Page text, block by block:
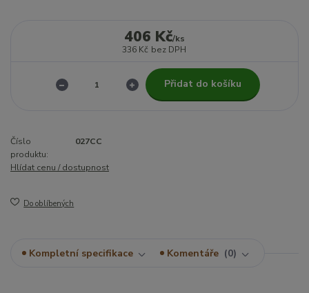
406 Kč/ks
336 Kč bez DPH
Přidat do košíku
Číslo
produktu:
027CC
Hlídat cenu / dostupnost
Do oblíbených
Kompletní specifikace Komentáře 0